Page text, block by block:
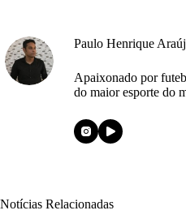
Paulo Henrique
Apaixonado por
do maior esporte do
Notícias Relacionadas